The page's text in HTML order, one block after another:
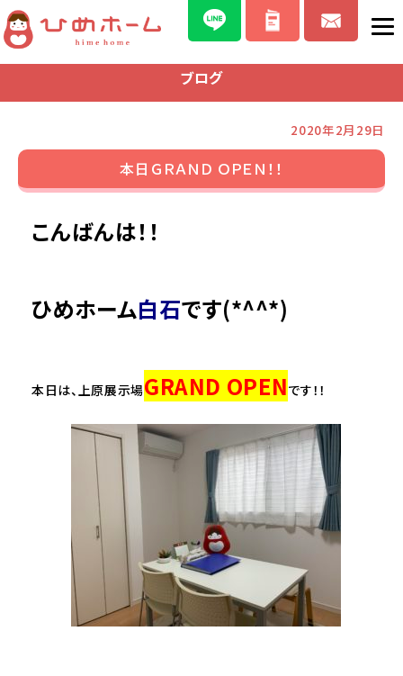
ブログ
2020年2月29日
本日ＧＲＡＮＤ ＯＰＥＮ！！
こんばんは！！
ひめホーム白石です(*^^*)
本日は、上原展示場GRAND OPENです！！